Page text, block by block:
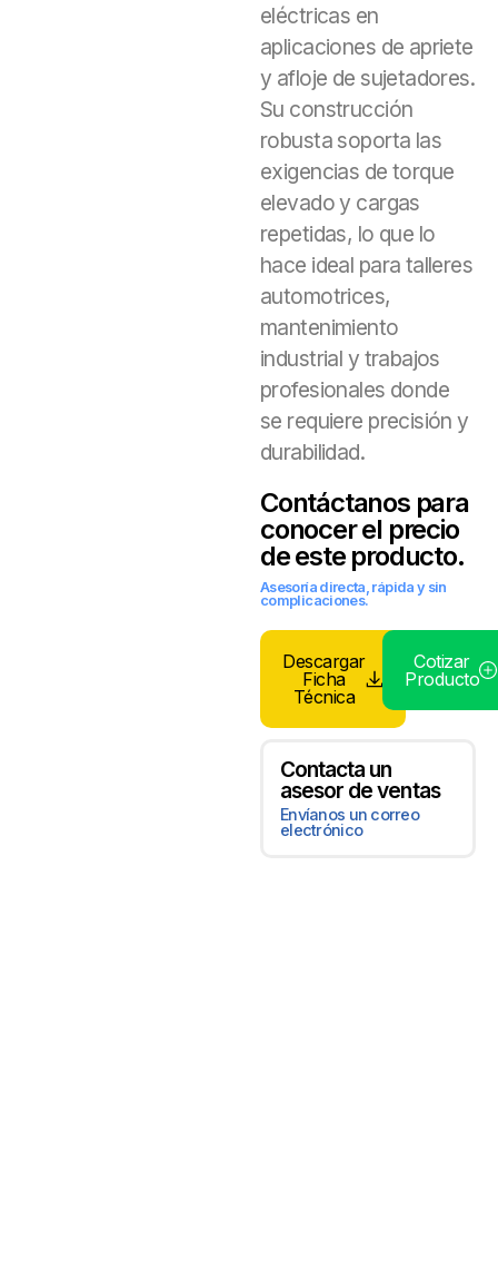
eléctricas en
aplicaciones de apriete
y afloje de sujetadores.
Su construcción
robusta soporta las
exigencias de torque
elevado y cargas
repetidas, lo que lo
hace ideal para talleres
automotrices,
mantenimiento
industrial y trabajos
profesionales donde
se requiere precisión y
durabilidad.
Contáctanos para
conocer el precio
de este producto.
Asesoría directa, rápida y sin
complicaciones.
Descargar
Ficha
Técnica
Cotizar
Producto
Contacta un
asesor de ventas
Envíanos un correo
electrónico